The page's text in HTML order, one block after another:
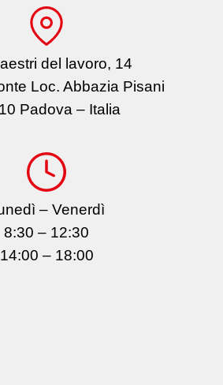
del lavoro, 14
Loc. Abbazia Pisani
Padova – Italia
– Venerdì
8:30 – 12:30
14:00 – 18:00